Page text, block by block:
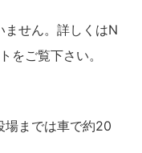
ません。詳しくはN
をご覧下さい。
場までは車で約20